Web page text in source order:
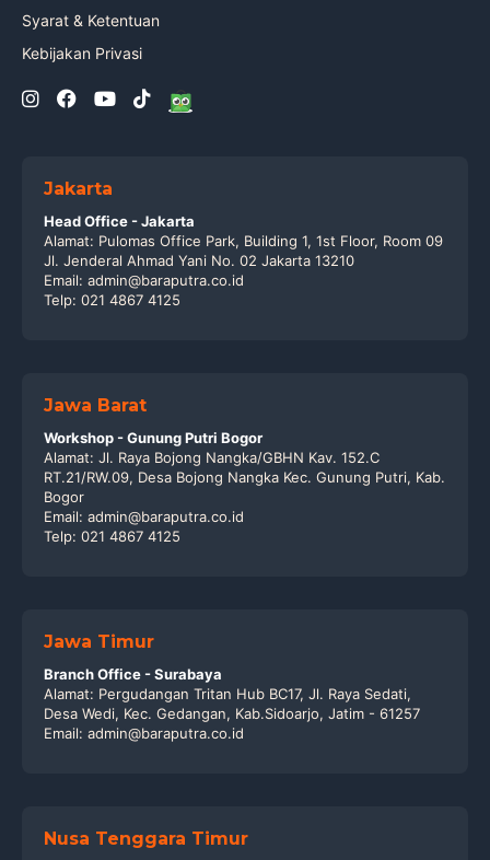
Syarat & Ketentuan
Kebijakan Privasi
Jakarta
Head Office - Jakarta
Alamat: Pulomas Office Park, Building 1, 1st Floor, Room 09
Jl. Jenderal Ahmad Yani No. 02 Jakarta 13210
Email: admin@baraputra.co.id
Telp: 021 4867 4125
Jawa Barat
Workshop - Gunung Putri Bogor
Alamat: Jl. Raya Bojong Nangka/GBHN Kav. 152.C
RT.21/RW.09, Desa Bojong Nangka Kec. Gunung Putri, Kab.
Bogor
Email: admin@baraputra.co.id
Telp: 021 4867 4125
Jawa Timur
Branch Office - Surabaya
Alamat: Pergudangan Tritan Hub BC17, Jl. Raya Sedati,
Desa Wedi, Kec. Gedangan, Kab.Sidoarjo, Jatim - 61257
Email: admin@baraputra.co.id
Nusa Tenggara Timur